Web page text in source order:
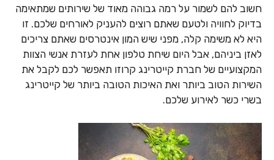
חשוב להם לשמור על רמה גבוהה מאוד של שירותים שמתאימה
בדיוק לחוויה ולטעם שאתם רוצים להעניק לאורחים שלכם. זו
היא לא משימה קלה, מפני שיש המון אינטרסים שאתם צריכים
לאזן ביניהם, אבל היום שיחת טלפון אחת לעזרת אנשי הצוות
המקצועיים של חברת קייטרינג קרוזו תאפשר לכם לקבל את
השירות הטוב ביותר ואת האיכות הטובה ביותר של קייטרינג
בשרי כשר לאירוע שלכם.